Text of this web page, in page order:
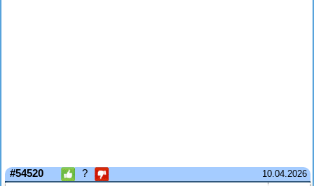
10.04.2026
#54520 ?